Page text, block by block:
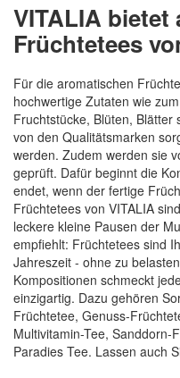
VITALIA bietet
Früchtetees
Für die aromatischen
hochwertige Zutaten wie
Fruchtstücke, Blüten, Blätter
von den Qualitätsmarken
werden. Zudem werden sie
geprüft. Dafür beginnt die
endet, wenn der fertige
Früchtetees von VITALIA
leckere kleine Pausen der
empfiehlt: Früchtetees sind
Jahreszeit - ohne zu
Kompositionen schmeckt
einzigartig. Dazu gehören
Früchtetee, Genuss-
Multivitamin-Tee,
Paradies Tee. Lassen auch